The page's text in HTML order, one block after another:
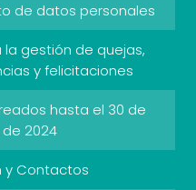
de datos personales
la gestión de quejas,
y felicitaciones
hasta el 30 de
2024
y Contactos